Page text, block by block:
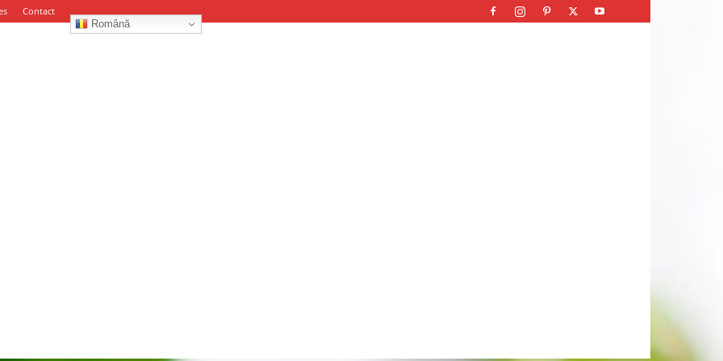
Contact
Română